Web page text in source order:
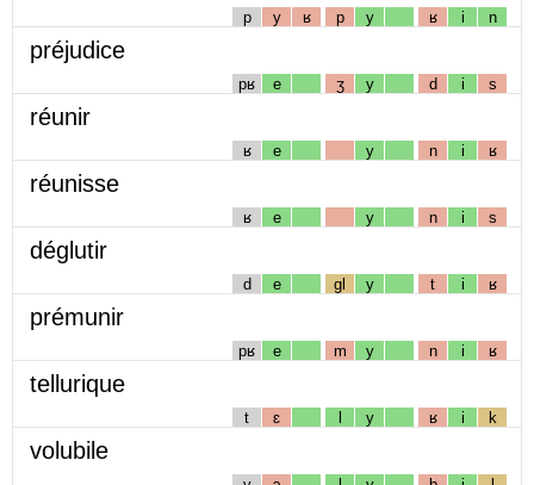
p y ʁ p y ʁ i n
préjudice
pʁ e ʒ y d i s
réunir
ʁ e y n i ʁ
réunisse
ʁ e y n i s
déglutir
d e gl y t i ʁ
prémunir
pʁ e m y n i ʁ
tellurique
t ɛ l y ʁ i k
volubile